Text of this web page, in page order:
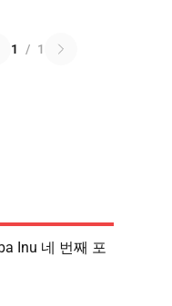
1 / 1
Inu 네 번째 포